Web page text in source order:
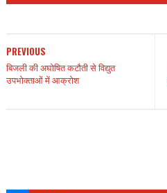
PREVIOUS
बिजली की अघोषित कटौती से विद्युत
उपभोक्ताओं में आक्रोश